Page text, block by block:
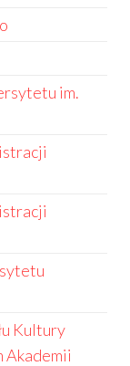
im.
Kultury
Akademii